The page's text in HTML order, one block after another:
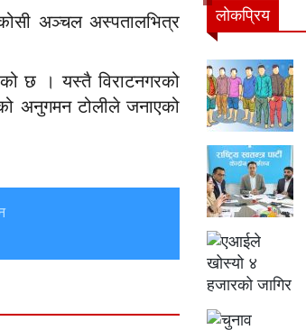
अञ्चल अस्पतालभित्र
छ । यस्तै विराटनगरको
अनुगमन टोलीले जनाएको
लाेकप्रिय